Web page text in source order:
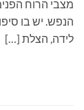
מצבי הרוח
הנפש. יש בו
לידה, הצלת […]